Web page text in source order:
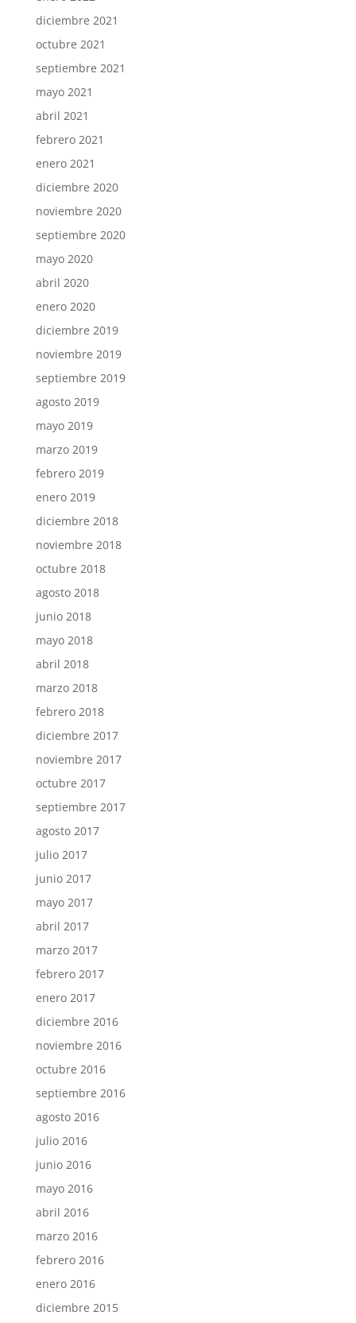
diciembre 2021
octubre 2021
septiembre 2021
mayo 2021
abril 2021
febrero 2021
enero 2021
diciembre 2020
noviembre 2020
septiembre 2020
mayo 2020
abril 2020
enero 2020
diciembre 2019
noviembre 2019
septiembre 2019
agosto 2019
mayo 2019
marzo 2019
febrero 2019
enero 2019
diciembre 2018
noviembre 2018
octubre 2018
agosto 2018
junio 2018
mayo 2018
abril 2018
marzo 2018
febrero 2018
diciembre 2017
noviembre 2017
octubre 2017
septiembre 2017
agosto 2017
julio 2017
junio 2017
mayo 2017
abril 2017
marzo 2017
febrero 2017
enero 2017
diciembre 2016
noviembre 2016
octubre 2016
septiembre 2016
agosto 2016
julio 2016
junio 2016
mayo 2016
abril 2016
marzo 2016
febrero 2016
enero 2016
diciembre 2015